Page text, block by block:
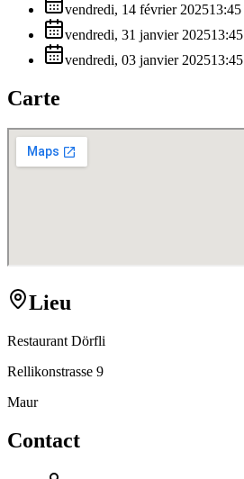
vendredi, 14 février 202513:45
vendredi, 31 janvier 202513:45
vendredi, 03 janvier 202513:45
Carte
Lieu
Restaurant Dörfli
Rellikonstrasse 9
Maur
Contact